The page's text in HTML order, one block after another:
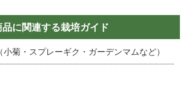
品に関連する栽培ガイド
菊・スプレーギク・ガーデンマムなど）